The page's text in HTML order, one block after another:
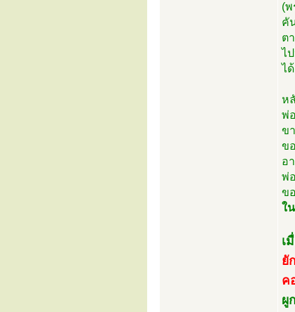
(พ
คั
ต
ไ
ไ
ห
พ่
ข
ข
อ
พ่
ข
ใ
เ
ยั
ค
ผู